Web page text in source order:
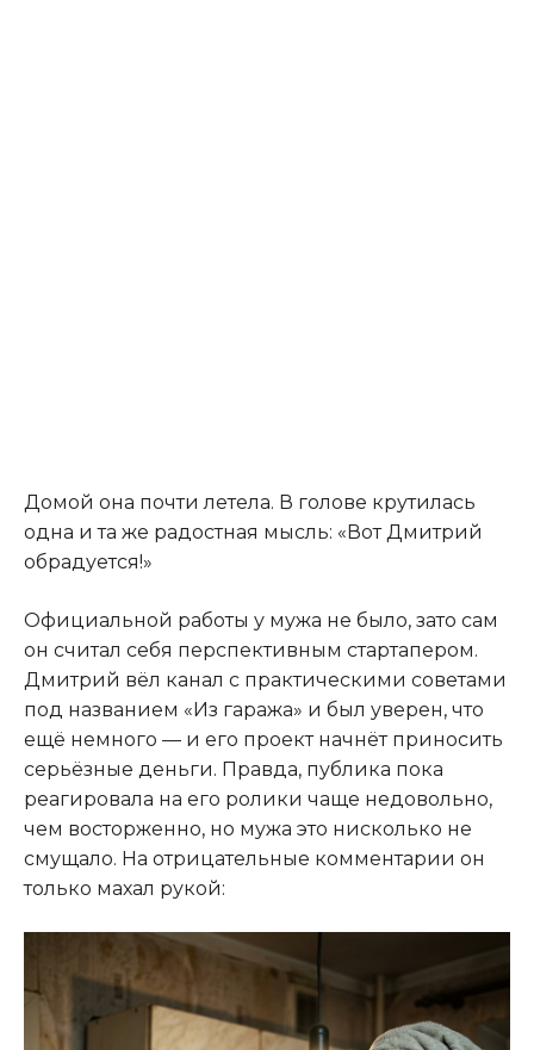
Домой она почти летела. В голове крутилась
одна и та же радостная мысль: «Вот Дмитрий
обрадуется!»
Официальной работы у мужа не было, зато сам
он считал себя перспективным стартапером.
Дмитрий вёл канал с практическими советами
под названием «Из гаража» и был уверен, что
ещё немного — и его проект начнёт приносить
серьёзные деньги. Правда, публика пока
реагировала на его ролики чаще недовольно,
чем восторженно, но мужа это нисколько не
смущало. На отрицательные комментарии он
только махал рукой: